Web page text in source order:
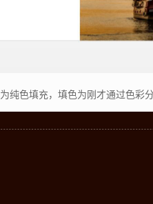
纯色填充，填色为刚才通过色彩